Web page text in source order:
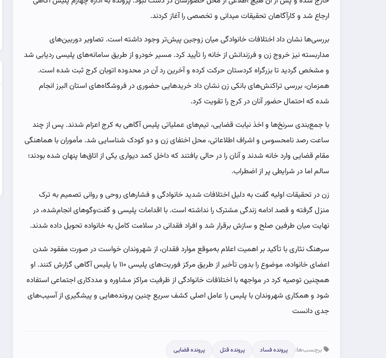
ارجاع شد و کارآگاهان تحقیقات میدانی و تخصصی را آغاز کردند.
بررسی‌ها نشان داد اختلافات خانوادگی میان زوجین پیش‌تر وجود داشته است. تصاویر دوربین‌های
مداربسته نیز خروج زن و فرزندانش از خانه را تأیید کرد. مسیر خودرو از طریق سامانه‌های پلیسی ردیابی شد
و مشخص گردید تا بزرگراه کردستان حرکت کرده و آخرین رد آن در محدوده اتوبان کرج ثبت شده است.
همزمان، بررسی تراکنش‌های بانکی زن نشان داد خریدهایی حضوری در فروشگاه‌های استان البرز انجام
شده که احتمال حضور آنان در کرج را تقویت کرد.
با جمع‌بندی سرنخ‌ها و اخذ نیابت قضایی، تیم‌های عملیاتی پلیس آگاهی به کرج اعزام شدند. پس از چند
ساعت رصد نامحسوس و اشراف اطلاعاتی، محل اختفای زن و دو کودک شناسایی شد. مأموران با هماهنگی
مقام قضایی وارد خانه شدند و آنان را در حالی یافتند که داخل کمد دیواری یکی از اتاق‌ها پنهان شده بودند؛
سالم اما در شرایطی پر از اضطراب.
زن در تحقیقات اولیه گفت به دلیل اختلافات شدید خانوادگی و فشارهای روحی و روانی تصمیم به ترک
منزل گرفته و قصد ادامه زندگی مشترک را نداشته است. با اقدامات پلیسی و گفت‌وگوهای انجام‌شده، در
نهایت میان طرفین صلح و سازش برقرار شد و افراد فقدانی در سلامت کامل به خانواده تحویل داده شدند.
سرهنگ نثاری با تأکید بر اهمیت اعلام به‌موقع موارد فقدان، از شهروندان خواست در صورت مفقود شدن
اعضای خانواده، موضوع را بدون تأخیر از طریق مرکز فوریت‌های پلیسی ۱۱۰ یا پلیس آگاهی گزارش کنند. او
همچنین توصیه کرد در مواجهه با اختلافات خانوادگی از ظرفیت مراکز مشاوره و مددکاری اجتماعی استفاده
شود و همکاری شهروندان با پلیس را عامل اصلی کشف سریع چنین پرونده‌هایی و پیشگیری از آسیب‌های
جدی دانست
برچسب‌ها: پرونده فساد پرونده قتل پرونده قضایی